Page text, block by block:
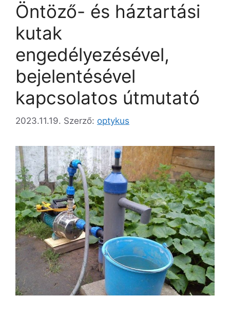
Öntöző- és háztartási
kutak
engedélyezésével,
bejelentésével
kapcsolatos útmutató
2023.11.19. Szerző: optykus